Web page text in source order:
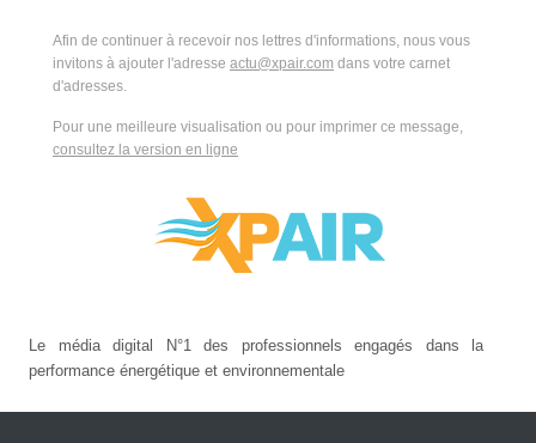
Afin de continuer à recevoir nos lettres d'informations, nous vous
invitons à ajouter l'adresse actu@xpair.com dans votre carnet
d'adresses.
Pour une meilleure visualisation ou pour imprimer ce message,
consultez la version en ligne
Le média digital N°1 des professionnels engagés dans la
performance énergétique et environnementale